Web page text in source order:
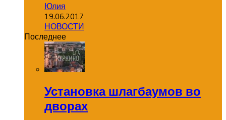
Юлия
19.06.2017
НОВОСТИ
Последнее
Установка шлагбаумов во
дворах